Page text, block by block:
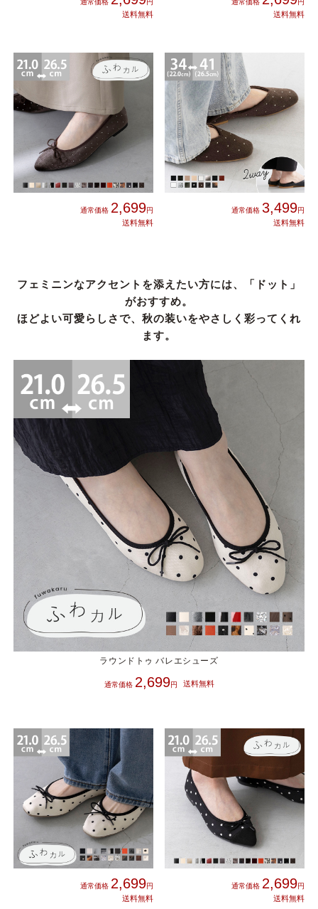
2,699 3,499
フェミニンなアクセントを添えたい方には、「ドット」
がおすすめ。
ほどよい可愛らしさで、秋の装いをやさしく彩ってくれ
ます。
ラウンドトゥ バレエシューズ
2,699
2,699 2,699